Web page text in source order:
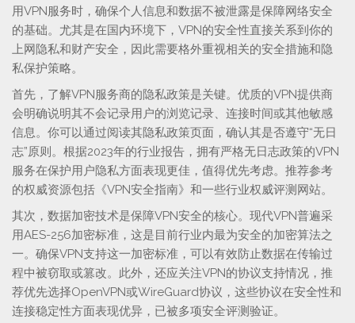
用VPN服务时，确保个人信息和数据不被泄露是保障网络安全
的基础。尤其是在国内环境下，VPN的安全性直接关系到你的
上网隐私和财产安全，因此需要格外重视相关的安全措施和隐
私保护策略。
首先，了解VPN服务商的隐私政策是关键。优质的VPN提供商
会明确说明其不会记录用户的浏览记录、连接时间或其他敏感
信息。你可以通过阅读其隐私政策页面，确认其是否遵守“无日
志”原则。根据2023年的行业报告，拥有严格无日志政策的VPN
服务在保护用户隐私方面表现更佳，值得优先考虑。推荐参考
的权威资源包括《VPN安全指南》和一些行业权威评测网站。
其次，数据加密技术是保障VPN安全的核心。现代VPN普遍采
用AES-256加密标准，这是目前行业内最为安全的加密算法之
一。确保VPN支持这一加密标准，可以有效防止数据在传输过
程中被窃取或篡改。此外，还应关注VPN的协议支持情况，推
荐优先选择OpenVPN或WireGuard协议，这些协议在安全性和
连接稳定性方面表现优异，已被多项安全评测验证。